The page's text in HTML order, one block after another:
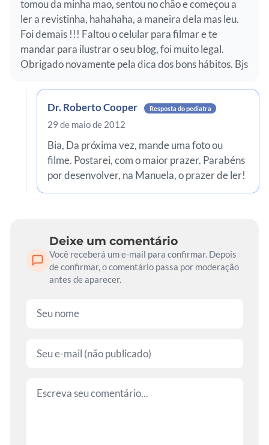
tomou da minha mao, sentou no chão e começou a
ler a revistinha, hahahaha, a maneira dela mas leu.
Foi demais !!! Faltou o celular para filmar e te
mandar para ilustrar o seu blog, foi muito legal.
Obrigado novamente pela dica dos bons hábitos. Bjs
Dr. Roberto Cooper Resposta do pediatra
29 de maio de 2012
Bia, Da próxima vez, mande uma foto ou
filme. Postarei, com o maior prazer. Parabéns
por desenvolver, na Manuela, o prazer de ler!
Deixe um comentário
Você receberá um e-mail para confirmar. Depois
de confirmar, o comentário passa por moderação
antes de aparecer.